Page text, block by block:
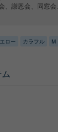
、謝恩会、同窓
ロー カラフル M